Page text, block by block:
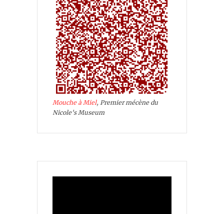
Mouche à Miel, Premier mécène du
Nicole's Museum